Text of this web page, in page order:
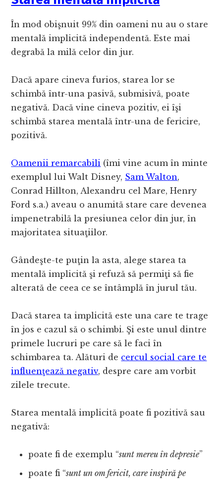
În mod obişnuit 99% din oameni nu au o stare
mentală implicită independentă. Este mai
degrabă la milă celor din jur.
Dacă apare cineva furios, starea lor se
schimbă într-una pasivă, submisivă, poate
negativă. Dacă vine cineva pozitiv, ei îşi
schimbă starea mentală într-una de fericire,
pozitivă.
Oamenii remarcabili (îmi vine acum în minte
exemplul lui Walt Disney, Sam Walton,
Conrad Hillton, Alexandru cel Mare, Henry
Ford s.a.) aveau o anumită stare care devenea
impenetrabilă la presiunea celor din jur, în
majoritatea situaţiilor.
Gândeşte-te puţin la asta, alege starea ta
mentală implicită şi refuză să permiţi să fie
alterată de ceea ce se întâmplă în jurul tău.
Dacă starea ta implicită este una care te trage
în jos e cazul să o schimbi. Şi este unul dintre
primele lucruri pe care să le faci în
schimbarea ta. Alături de cercul social care te
influenţează negativ, despre care am vorbit
zilele trecute.
Starea mentală implicită poate fi pozitivă sau
negativă:
poate fi de exemplu “sunt mereu în depresie”
poate fi “sunt un om fericit, care inspiră pe